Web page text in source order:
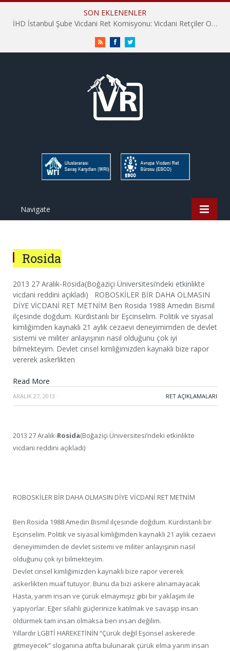
SON EKLENENLER
İHD İstanbul Şube Vicdani Ret Komisyonu: Vicdani Retçiler Olarak Destek İçin Buradayız!
RSS FacebookTwitter
Navigate
Rosida
2013 27 Aralık-Rosida(Boğaziçi Üniversitesi’ndeki etkinlikte
vicdani reddini açıkladı) ROBOSKİLER BİR DAHA OLMASIN
DİYE VİCDANİ RET METNİM Ben Rosida 1988 Amedin Bismil
ilçesinde doğdum. Kürdistanlı bir Eşcinselim. Politik ve siyasal
kimliğimden kaynaklı 21 aylık cezaevi deneyimimden de devlet
sistemi ve militer anlayışının nasıl olduğunu çok iyi
bilmekteyim. Devlet cinsel kimliğimizden kaynaklı bize rapor
vererek askerlikten
Read More
ARALIK 27, 2013 · RET AÇIKLAMALARI
2013 27 Aralık-Rosida(Boğaziçi Üniversitesi’ndeki etkinlikte
vicdani reddini açıkladı)
ROBOSKİLER BİR DAHA OLMASIN DİYE VİCDANİ RET METNİM
Ben Rosida 1988 Amedin Bismil ilçesinde doğdum. Kürdistanlı bir
Eşcinselim. Politik ve siyasal kimliğimden kaynaklı 21 aylık cezaevi
deneyimimden de devlet sistemi ve militer anlayışının nasıl
olduğunu çok iyi bilmekteyim.
Devlet cinsel kimliğimizden kaynaklı bize rapor vererek
askerlikten muaf tutuyor. Bunu da bizi askere alınamayacak
Hasta, yarım insan ve çürük elmaymışız gibi bir yaklaşım ile
yapıyorlar. Eğer silahlı güçlerinize katılmak ve savaşıp insan
öldürmek tam insan olmaksa ben insan değilim.
Yıllardır LGBTİ HAREKETİNİN “Çürük değil Eşcinsel askerede
gitmeyecek” sloganına atıfta bulunarak çürük elma yarım insan